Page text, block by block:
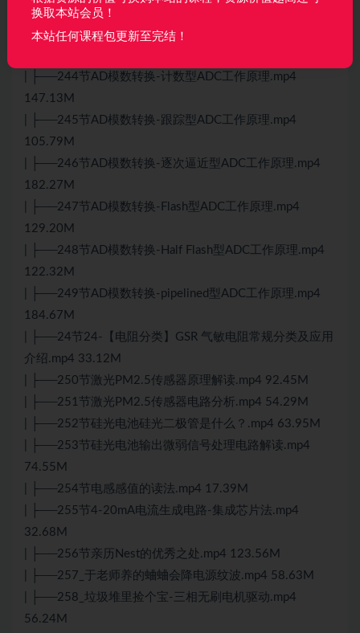
| ├──242节AD模数转换-参考电压的作用.mp4 200.07M
| ├──243节AD模数转换-用内部参考去校准采样电压.mp4
| ├──244节AD模数转换-计数型ADC工作原理.mp4
147.13M
| ├──245节AD模数转换-跟踪型ADC工作原理.mp4
105.79M
| ├──246节AD模数转换-逐次逼近型ADC工作原理.mp4
182.27M
| ├──247节AD模数转换-Flash型ADC工作原理.mp4
129.20M
| ├──248节AD模数转换-Half Flash型ADC工作原理.mp4
122.32M
| ├──249节AD模数转换-pipelined型ADC工作原理.mp4
184.67M
| ├──24节24-【电阻分类】GSR 气敏电阻常规分类及应用
介绍.mp4 33.12M
| ├──250节激光PM2.5传感器原理解读.mp4 92.45M
| ├──251节激光PM2.5传感器电路分析.mp4 54.29M
| ├──252节硅光电池硅光二极管是什么？.mp4 63.95M
| ├──253节硅光电池输出微弱信号处理电路解读.mp4
74.55M
| ├──254节电感感值的读法.mp4 17.39M
| ├──255节4-20mA电流生成电路-集成芯片法.mp4
32.68M
| ├──256节亲历Nest的优秀之处.mp4 123.56M
| ├──257_于老师养的蛐蛐会降电源纹波.mp4 58.63M
| ├──258_垃圾堆里捡个宝-三相无刷电机驱动.mp4
56.24M
换取本站会员！
本站任何课程包更新至完结！